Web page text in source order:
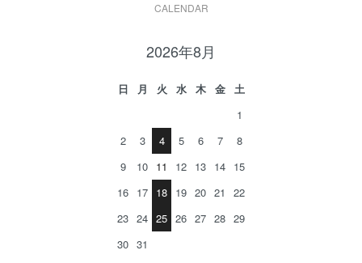
CALENDAR
2026年8月
日 月 火 水 木 金
土
1
2
3 4 5 6 7
8
9
10 11 12 13 14 15
16 17 18 19 20 21
22
23 24 25 26 27 28 29
30 31